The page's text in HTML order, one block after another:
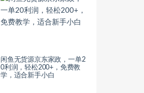
闲鱼无货源京东家政，一单2
0利润，轻松200+，免费教
学，适合新手小白